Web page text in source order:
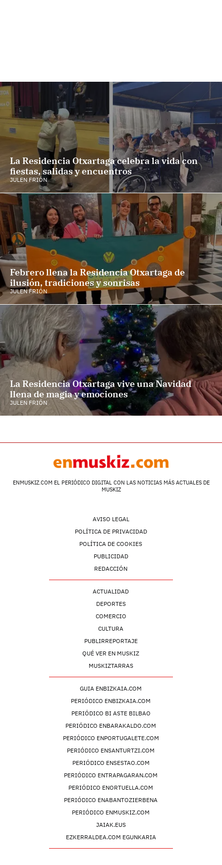
La Residencia Otxartaga celebra la vida con
fiestas, salidas y encuentros
JULEN FRIÓN
Febrero llena la Residencia Otxartaga de
ilusión, tradiciones y sonrisas
JULEN FRIÓN
La Residencia Otxartaga vive una Navidad
llena de magia y emociones
JULEN FRIÓN
ENMUSKIZ.COM EL PERIÓDICO DIGITAL CON LAS NOTICIAS MÁS ACTUALES DE
MUSKIZ
AVISO LEGAL
POLÍTICA DE PRIVACIDAD
POLÍTICA DE COOKIES
PUBLICIDAD
REDACCIÓN
ACTUALIDAD
DEPORTES
COMERCIO
CULTURA
PUBLIRREPORTAJE
QUÉ VER EN MUSKIZ
MUSKIZTARRAS
GUIA ENBIZKAIA.COM
PERIÓDICO ENBIZKAIA.COM
PERIÓDICO BI ASTE BILBAO
PERIÓDICO ENBARAKALDO.COM
PERIÓDICO ENPORTUGALETE.COM
PERIÓDICO ENSANTURTZI.COM
PERIÓDICO ENSESTAO.COM
PERIÓDICO ENTRAPAGARAN.COM
PERIÓDICO ENORTUELLA.COM
PERIÓDICO ENABANTOZIERBENA
PERIÓDICO ENMUSKIZ.COM
JAIAK.EUS
EZKERRALDEA.COM EGUNKARIA